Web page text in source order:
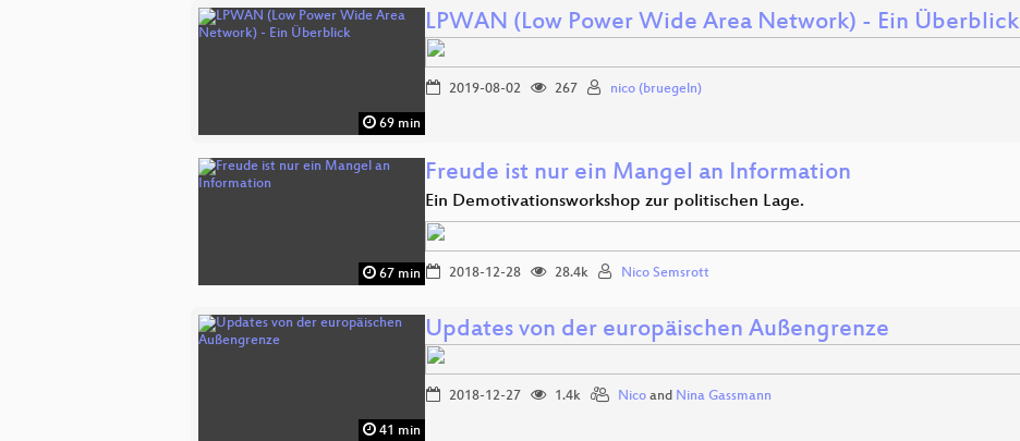
69 min
LPWAN (Low Power Wide Area Network) - Ein Überblick
2019-08-02 267 nico (bruegeln)
67 min
Freude ist nur ein Mangel an Information
Ein Demotivationsworkshop zur politischen Lage.
2018-12-28 28.4k Nico Semsrott
41 min
Updates von der europäischen Außengrenze
2018-12-27 1.4k Nico and Nina Gassmann